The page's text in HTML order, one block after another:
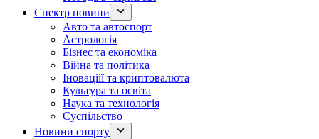
Спектр новини
Авто та автоспорт
Астрологія
Бізнес та економіка
Війна та політика
Іноваціії та криптовалюта
Культура та освіта
Наука та технологія
Суспільство
Новини спорту